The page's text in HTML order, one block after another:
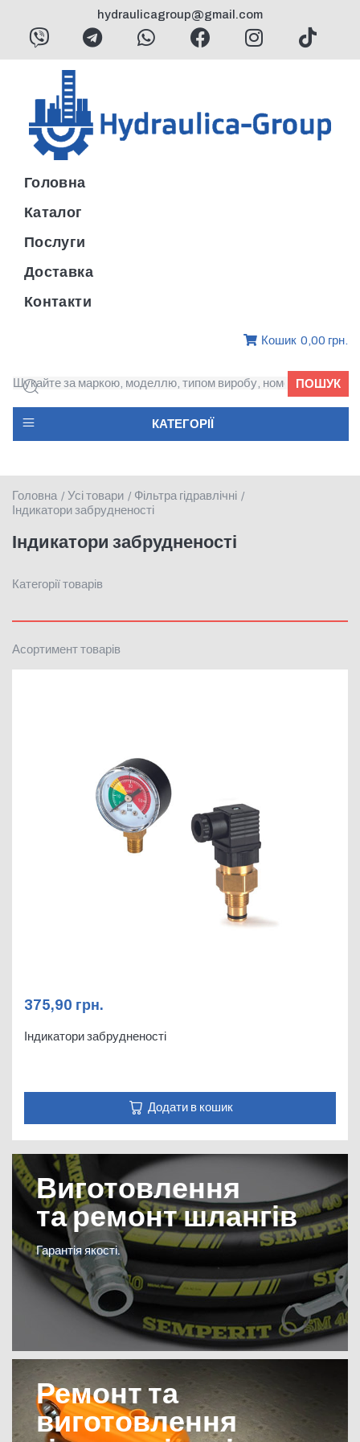
hydraulicagroup@gmail.com
Головна
Каталог
Послуги
Доставка
Контакти
Кошик 0,00 грн.
КАТЕГОРІЇ
ПОШУК
Головна / Усі товари / Фільтра гідравлічні /
Індикатори забрудненості
Виготовлення
та ремонт шлангів
Гарантія якості.
Ремонт та
виготовлення
Індикатори забрудненості
Категорії товарів
Асортимент товарів
375,90 грн.
Індикатори забрудненості
Додати в кошик